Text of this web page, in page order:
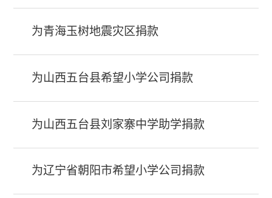
为青海玉树地震灾区捐款
为山西五台县希望小学公司捐款
为山西五台县刘家寨中学助学捐款
为辽宁省朝阳市希望小学公司捐款